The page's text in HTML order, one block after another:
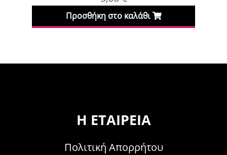
Προσθήκη στο καλάθι
Η ΕΤΑΙΡΕΊΑ
Πολιτική Απορρήτου